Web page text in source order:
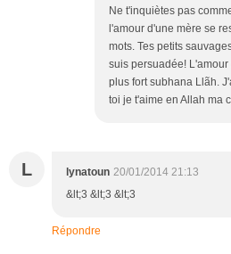
Ne t'inquiètes pas
l'amour d'une mère se
mots. Tes petits
suis persuadée!
plus fort subhana Llãh.
toi je t'aime en Allah ma
L lynatoun 20/01/2014 21:13
&lt;3 &lt;3 &lt;3
Répondre